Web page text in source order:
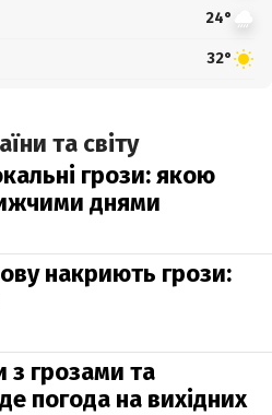
24°
32°
та світу
грози: якою
днями
накриють грози:
з грозами та
погода на вихідних